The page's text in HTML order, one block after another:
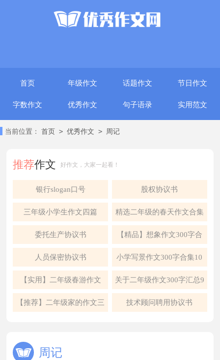
首页 年级作文 话题作文 节日作文
字数作文 优秀作文 句子语录 实用范文
当前位置： 首页 > 优秀作文 > 周记
推荐作文 好作文，大家一起看！
银行slogan口号 股权协议书
三年级小学生作文四篇 精选二年级的春天作文合集
5篇
委托生产协议书 【精品】想象作文300字合
集6篇
人员保密协议书 小学写景作文300字合集10
篇
【实用】二年级春游作文
300字四篇
关于二年级作文300字汇总9
篇
【推荐】二年级家的作文三 技术顾问聘用协议书
周记